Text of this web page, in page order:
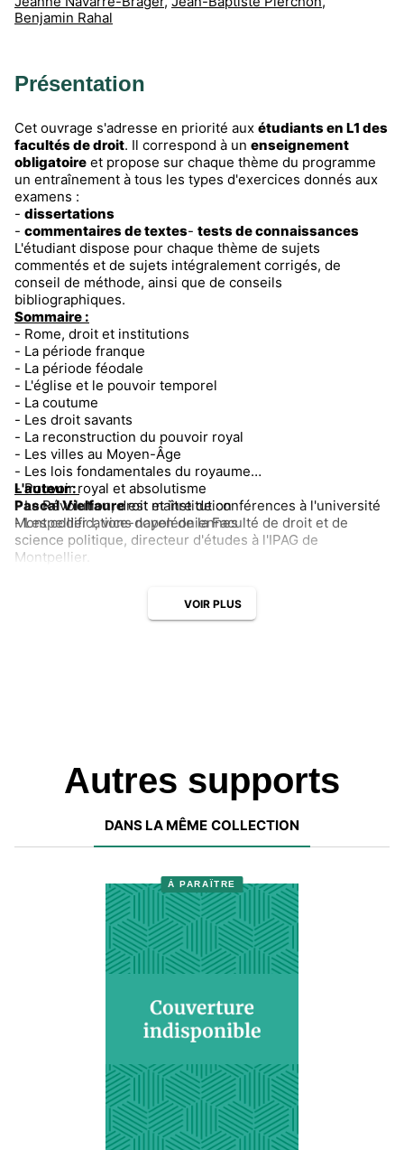
Benjamin Rahal
Présentation
Cet ouvrage s'adresse en priorité aux étudiants en L1 des
facultés de droit. Il correspond à un enseignement
obligatoire et propose sur chaque thème du programme
un entraînement à tous les types d'exercices donnés aux
examens :
- dissertations
- commentaires de textes- tests de connaissances
L'étudiant dispose pour chaque thème de sujets
commentés et de sujets intégralement corrigés, de
conseil de méthode, ainsi que de conseils
bibliographiques.
Sommaire :
- Rome, droit et institutions
- La période franque
- La période féodale
- L'église et le pouvoir temporel
- La coutume
- Les droit savants
- La reconstruction du pouvoir royal
- Les villes au Moyen-Âge
- Les lois fondamentales du royaume
- Pouvoir royal et absolutisme
- La Révolution, droit et institution
- Les codifications napoléoniennes
L'auteur :
Pascal Vielfaureest maître de conférences à l'université
Montpellier I, vice-doyen de la Faculté de droit et de
science politique, directeur d'études à l'IPAG de
Montpellier.
VOIR PLUS
Autres supports
DANS LA MÊME COLLECTION
À PARAÎTRE